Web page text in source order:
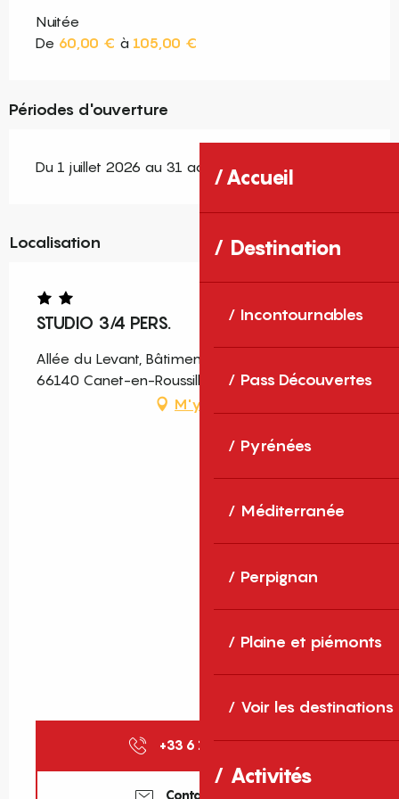
Accueil
Destination
Incontournables
Pass Découvertes
Pyrénées
Méditerranée
Perpignan
Plaine et piémonts
Voir les destinations
Activités
Nuitée
De 60,00 € à 105,00 €
Périodes d'ouverture
Du 1 juillet 2026 au 31 août 2026
Localisation
STUDIO 3/4 PERS.
Allée du Levant, Bâtiment 9 - 4ème étage 3441,
66140 Canet-en-Roussillon
M'y rendre
+33 6 12 13 57▒▒
Contactez-nous